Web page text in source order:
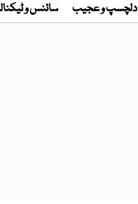
دلچسپ و عجیب سائنس و